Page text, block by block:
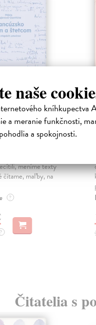
naše
kníhkupectva
a meranie funkčnosti,
a spokojnosti.
perom
Danthine Mária|
meníme texty
čítame, maľby, na
?
?
Čitatelia s